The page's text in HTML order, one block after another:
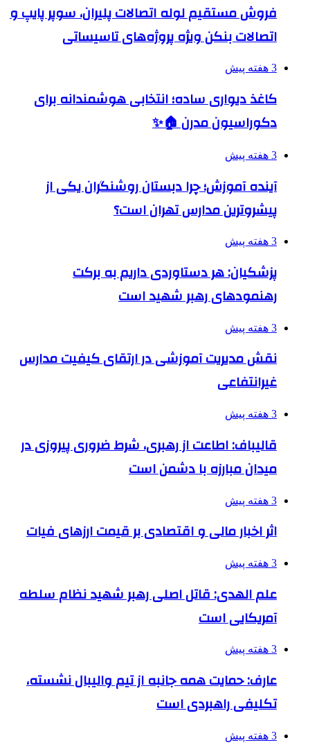
فروش مستقیم لوله اتصالات پلیران، سوپر پایپ و
اتصالات بنکن ویژه پروژه‌های تاسیساتی
3 هفته پیش
کاغذ دیواری ساده؛ انتخابی هوشمندانه برای
دکوراسیون مدرن 🏠✨
3 هفته پیش
آینده آموزش؛ چرا دبستان روشنگران یکی از
پیشروترین مدارس تهران است؟
3 هفته پیش
پزشکیان: هر دستاوردی داریم به برکت
رهنمودهای رهبر شهید است
3 هفته پیش
نقش مدیریت آموزشی در ارتقای کیفیت مدارس
غیرانتفاعی
3 هفته پیش
قالیباف: اطاعت از رهبری، شرط ضروری پیروزی در
میدان مبارزه با دشمن است
3 هفته پیش
اثر اخبار مالی و اقتصادی بر قیمت ارزهای فیات
3 هفته پیش
علم الهدی: قاتل اصلی رهبر شهید نظام سلطه
آمریکایی است
3 هفته پیش
عارف: حمایت همه جانبه از تیم والیبال نشسته،
تکلیفی راهبردی است
3 هفته پیش